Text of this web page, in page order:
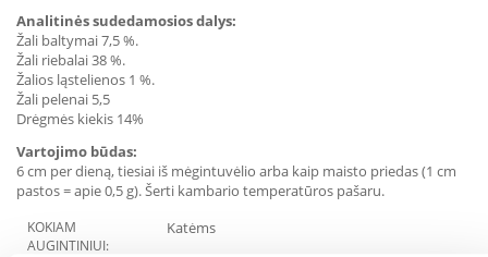
Analitinės sudedamosios dalys:
Žali baltymai 7,5 %.
Žali riebalai 38 %.
Žalios ląstelienos 1 %.
Žali pelenai 5,5
Drėgmės kiekis 14%
Vartojimo būdas:
6 cm per dieną, tiesiai iš mėgintuvėlio arba kaip maisto priedas (1 cm
pastos = apie 0,5 g). Šerti kambario temperatūros pašaru.
KOKIAM
AUGINTINIUI:
Katėms